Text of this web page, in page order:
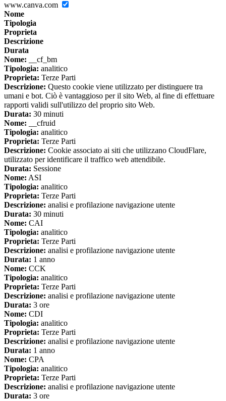
www.canva.com
Nome
Tipologia
Proprieta
Descrizione
Durata
Nome: __cf_bm
Tipologia: analitico
Proprieta: Terze Parti
Descrizione: Questo cookie viene utilizzato per distinguere tra
umani e bot. Ciò è vantaggioso per il sito Web, al fine di effettuare
rapporti validi sull'utilizzo del proprio sito Web.
Durata: 30 minuti
Nome: __cfruid
Tipologia: analitico
Proprieta: Terze Parti
Descrizione: Cookie associato ai siti che utilizzano CloudFlare,
utilizzato per identificare il traffico web attendibile.
Durata: Sessione
Nome: ASI
Tipologia: analitico
Proprieta: Terze Parti
Descrizione: analisi e profilazione navigazione utente
Durata: 30 minuti
Nome: CAI
Tipologia: analitico
Proprieta: Terze Parti
Descrizione: analisi e profilazione navigazione utente
Durata: 1 anno
Nome: CCK
Tipologia: analitico
Proprieta: Terze Parti
Descrizione: analisi e profilazione navigazione utente
Durata: 3 ore
Nome: CDI
Tipologia: analitico
Proprieta: Terze Parti
Descrizione: analisi e profilazione navigazione utente
Durata: 1 anno
Nome: CPA
Tipologia: analitico
Proprieta: Terze Parti
Descrizione: analisi e profilazione navigazione utente
Durata: 3 ore